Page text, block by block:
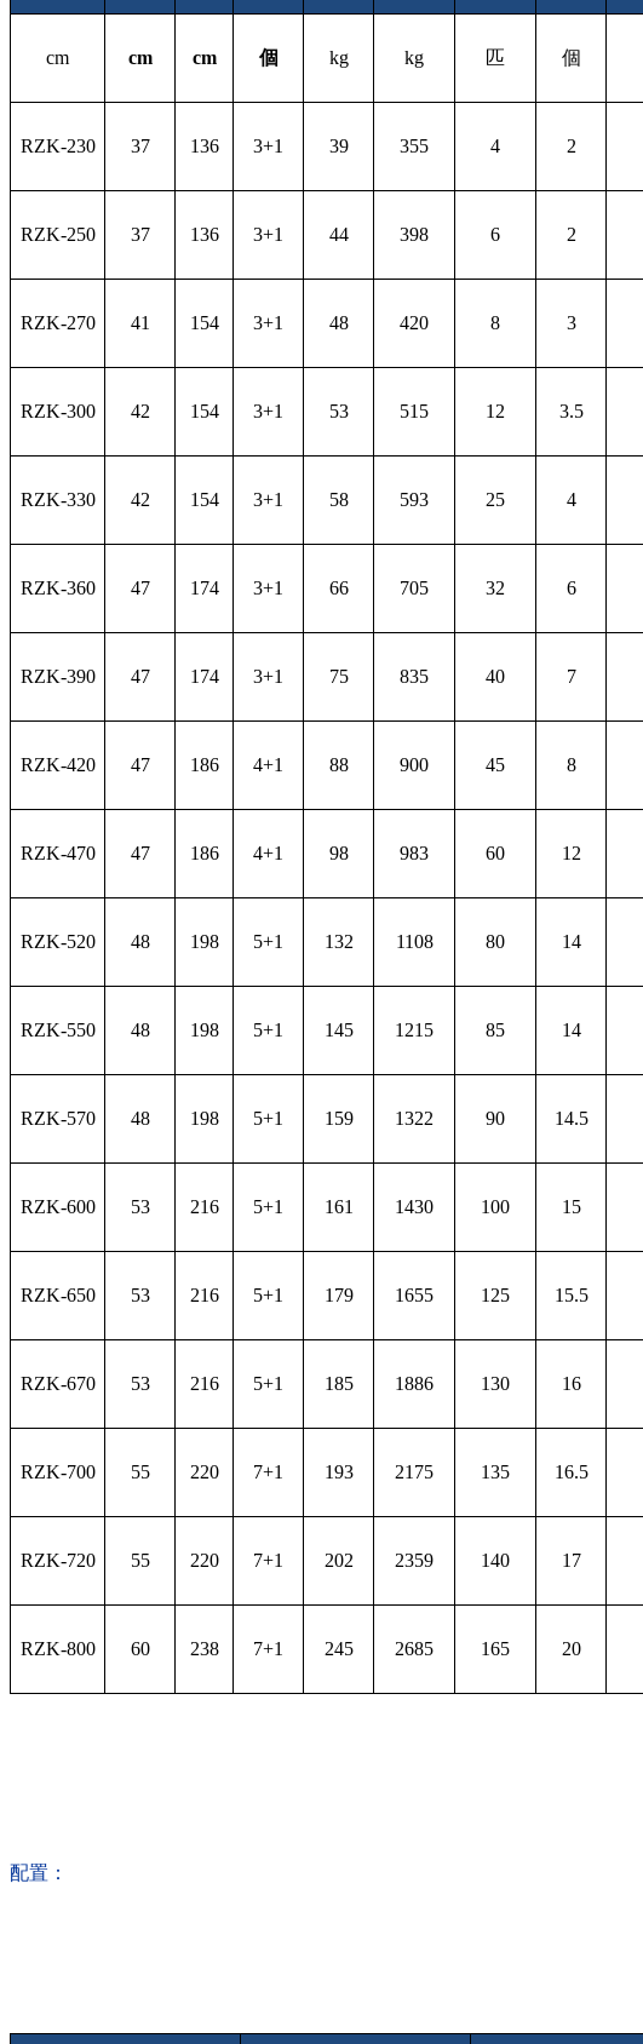
cm cm cm 個 kg kg 匹 個
RZK-230 37 136 3+1 39 355 4 2
RZK-250 37 136 3+1 44 398 6 2
RZK-270 41 154 3+1 48 420 8 3
RZK-300 42 154 3+1 53 515 12 3.5
RZK-330 42 154 3+1 58 593 25 4
RZK-360 47 174 3+1 66 705 32 6
RZK-390 47 174 3+1 75 835 40 7
RZK-420 47 186 4+1 88 900 45 8
RZK-470 47 186 4+1 98 983 60 12
RZK-520 48 198 5+1 132 1108 80 14
RZK-550 48 198 5+1 145 1215 85 14
RZK-570 48 198 5+1 159 1322 90 14.5
RZK-600 53 216 5+1 161 1430 100 15
RZK-650 53 216 5+1 179 1655 125 15.5
RZK-670 53 216 5+1 185 1886 130 16
RZK-700 55 220 7+1 193 2175 135 16.5
RZK-720 55 220 7+1 202 2359 140 17
RZK-800 60 238 7+1 245 2685 165 20
配置：